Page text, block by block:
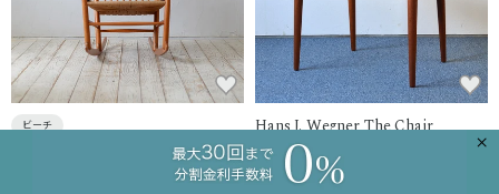
×
ビーチ
Hans J. Wegner Rocking Chair J16
Hans J. Wegner The Chair
204D778